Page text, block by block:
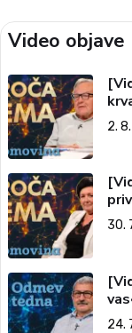
Video objave
2.
30.
7.
24.